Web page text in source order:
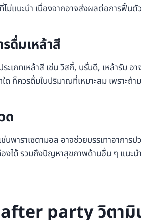
ม่แนะนำ เนื่องจากอาจส่งผลต่อการฟื้นตัว
ดื่มเหล้าสี
ระเภทเหล้าสี เช่น วิสกี้, บรั่นดี, เหล้ารัม
ด ก็ควรดื่มในปริมาณที่เหมาะสม เพราะถ้
ด
นพาราเซตามอล อาจช่วยบรรเทาอาการ
องได้ รวมถึงปัญหาสุขภาพด้านอื่น ๆ แนะ
party วิตา